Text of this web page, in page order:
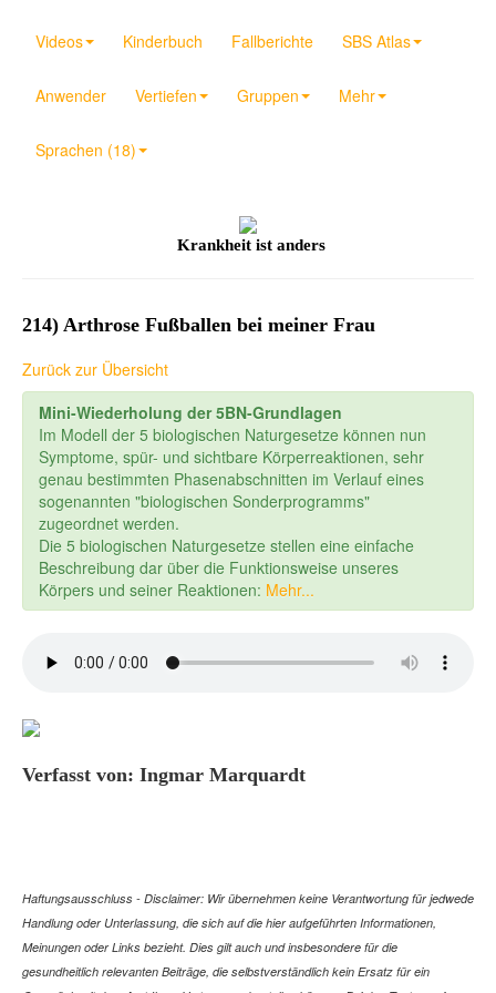
Videos Kinderbuch Fallberichte SBS Atlas
Anwender Vertiefen Gruppen Mehr
Sprachen (18)
Krankheit ist anders
214) Arthrose Fußballen bei meiner Frau
Zurück zur Übersicht
Mini-Wiederholung der 5BN-Grundlagen
Im Modell der 5 biologischen Naturgesetze können nun
Symptome, spür- und sichtbare Körperreaktionen, sehr
genau bestimmten Phasenabschnitten im Verlauf eines
sogenannten "biologischen Sonderprogramms"
zugeordnet werden.
Die 5 biologischen Naturgesetze stellen eine einfache
Beschreibung dar über die Funktionsweise unseres
Körpers und seiner Reaktionen: Mehr...
Verfasst von: Ingmar Marquardt
Haftungsausschluss - Disclaimer: Wir übernehmen keine Verantwortung für jedwede
Handlung oder Unterlassung, die sich auf die hier aufgeführten Informationen,
Meinungen oder Links bezieht. Dies gilt auch und insbesondere für die
gesundheitlich relevanten Beiträge, die selbstverständlich kein Ersatz für ein